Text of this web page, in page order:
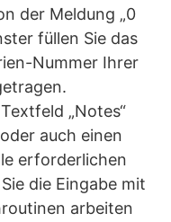
der Meldung „0
füllen Sie das
Nummer Ihrer
„Notes“
auch einen
erforderlichen
die Eingabe mit
arbeiten